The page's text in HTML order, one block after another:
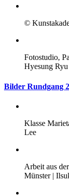
©
Fotostudio,
Hyesung Ryu
Bilder Rundgang
Klasse
Lee
Arbeit aus
Münster |